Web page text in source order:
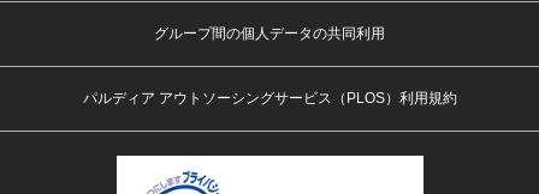
グループ間の個人データの共同利用
パルディア アウトソーシングサービス（PLOS）利用規約